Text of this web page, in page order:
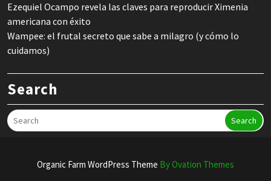
Ezequiel Ocampo revela las claves para reproducir Ximenia
americana con éxito
Wampee: el frutal secreto que sabe a milagro (y cómo lo
cuidamos)
Search
Search
Organic Farm WordPress Theme By Ovation Themes